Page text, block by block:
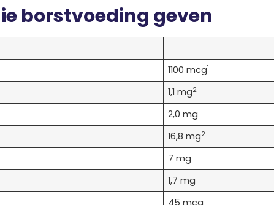
borstvoeding geven
1100 mcg1
1,1 mg2
2,0 mg
16,8 mg2
7 mg
1,7 mg